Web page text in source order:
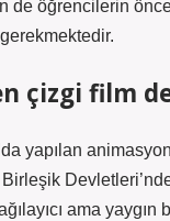
de öğrencilerin
çizgi film
yapılan
ama yaygın